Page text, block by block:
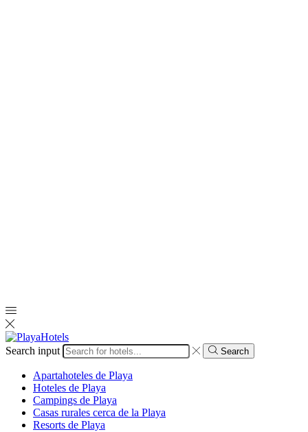
Search input Search
Apartahoteles de Playa
Hoteles de Playa
Campings de Playa
Casas rurales cerca de la Playa
Resorts de Playa